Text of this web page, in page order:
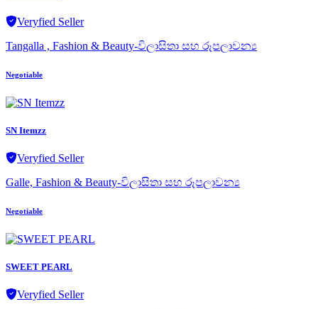
Veryfied Seller
Tangalla , Fashion & Beauty-විලාසිතා සහ රූපලාවන්‍ය
Negotiable
SN Itemzz
Veryfied Seller
Galle, Fashion & Beauty-විලාසිතා සහ රූපලාවන්‍ය
Negotiable
SWEET PEARL
Veryfied Seller